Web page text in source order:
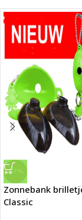
-37%
Zonnebank
Classic